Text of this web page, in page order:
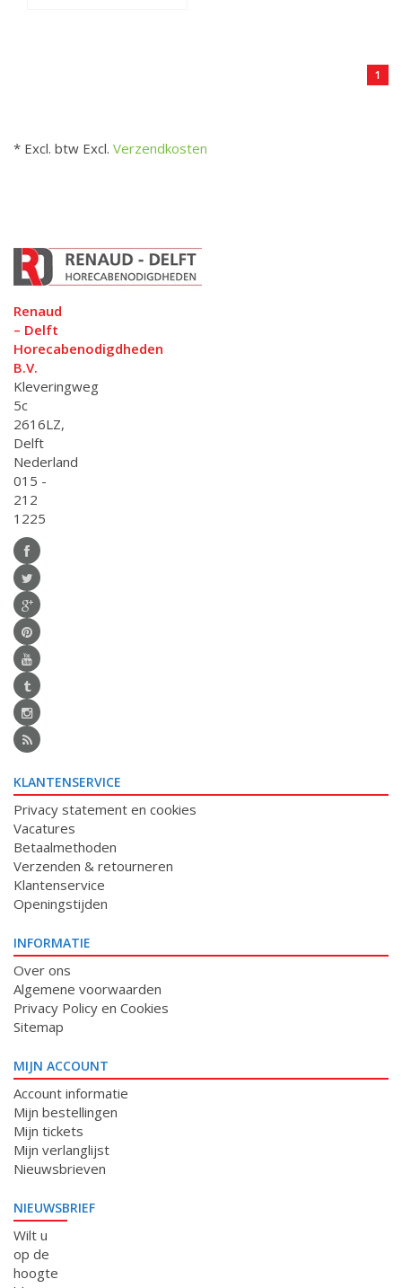
1
* Excl. btw Excl. Verzendkosten
Renaud
– Delft
Horecabenodigdheden
B.V.
Kleveringweg
5c
2616LZ,
Delft
Nederland
015 -
212
1225
KLANTENSERVICE
Privacy statement en cookies
Vacatures
Betaalmethoden
Verzenden & retourneren
Klantenservice
Openingstijden
INFORMATIE
Over ons
Algemene voorwaarden
Privacy Policy en Cookies
Sitemap
MIJN ACCOUNT
Account informatie
Mijn bestellingen
Mijn tickets
Mijn verlanglijst
Nieuwsbrieven
NIEUWSBRIEF
Wilt u
op de
hoogte